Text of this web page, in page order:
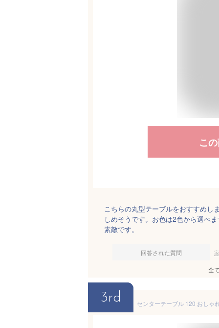
こ
こちらの丸型テーブルをおすすめし
しめそうです。お色は2色から選べ
素敵です。
回答された質問
全
3rd